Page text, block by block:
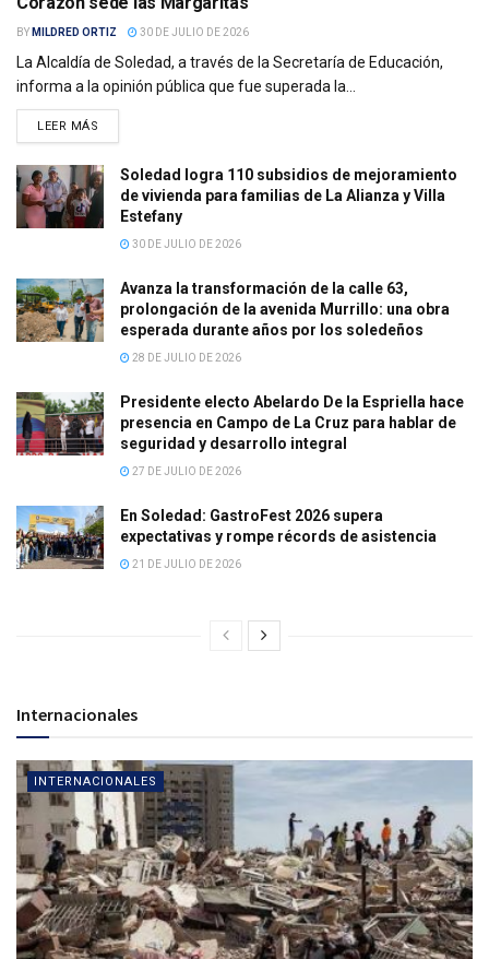
BY MILDRED ORTIZ 30 DE JULIO DE 2026
La Alcaldía de Soledad, a través de la Secretaría de Educación,
informa a la opinión pública que fue superada la...
LEER MÁS
Soledad logra 110 subsidios de mejoramiento
de vivienda para familias de La Alianza y Villa
Estefany
30 DE JULIO DE 2026
Avanza la transformación de la calle 63,
prolongación de la avenida Murrillo: una obra
esperada durante años por los soledeños
28 DE JULIO DE 2026
Presidente electo Abelardo De la Espriella hace
presencia en Campo de La Cruz para hablar de
seguridad y desarrollo integral
27 DE JULIO DE 2026
En Soledad: GastroFest 2026 supera
expectativas y rompe récords de asistencia
21 DE JULIO DE 2026
Internacionales
INTERNACIONALES